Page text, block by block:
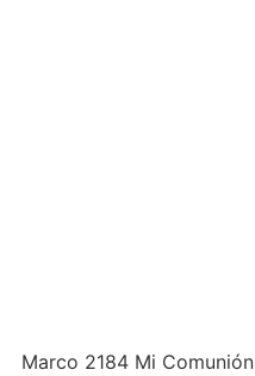
Marco 2184 Mi Comunión